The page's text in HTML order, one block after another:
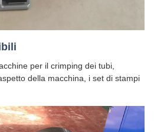
per il crimping dei tubi,
della macchina, i set di stampi